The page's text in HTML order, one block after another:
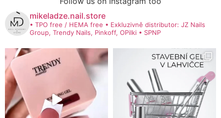
mikeladze.nail.store
• TPO free / HEMA free • Exkluzivně distributor: JZ Nails
Group, Trendy Nails, Pinkoff, OPilki • SPNP